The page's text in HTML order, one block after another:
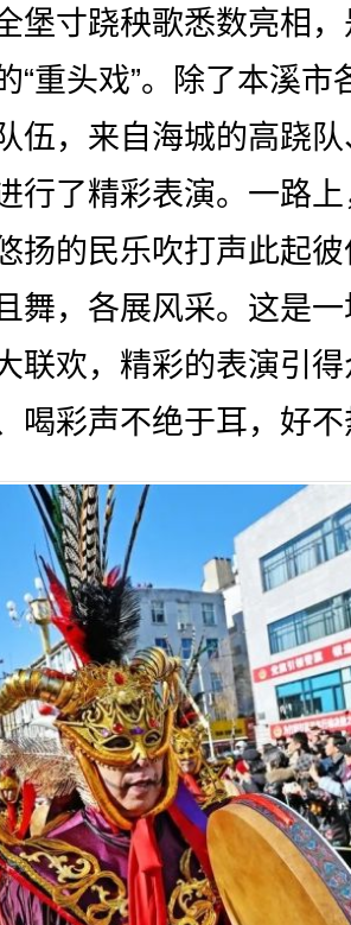
堡寸跷秧歌悉数亮相
“重头戏”。除了本溪市
伍，来自海城的高跷
行了精彩表演。一路
扬的民乐吹打声此起
舞，各展风采。这是
联欢，精彩的表演引
喝彩声不绝于耳，好